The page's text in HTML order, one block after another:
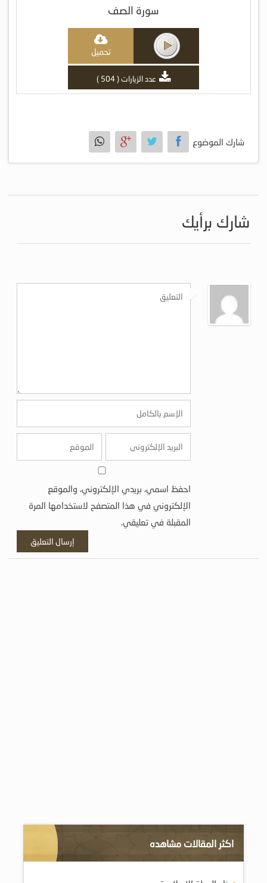
سورة الصف
تحميل
عدد الزيارات ( 504 )
شارك الموضوع
شارك برأيك
احفظ اسمي، بريدي الإلكتروني، والموقع
الإلكتروني في هذا المتصفح لاستخدامها المرة
المقبلة في تعليقي.
اكثر المقالات مشاهده